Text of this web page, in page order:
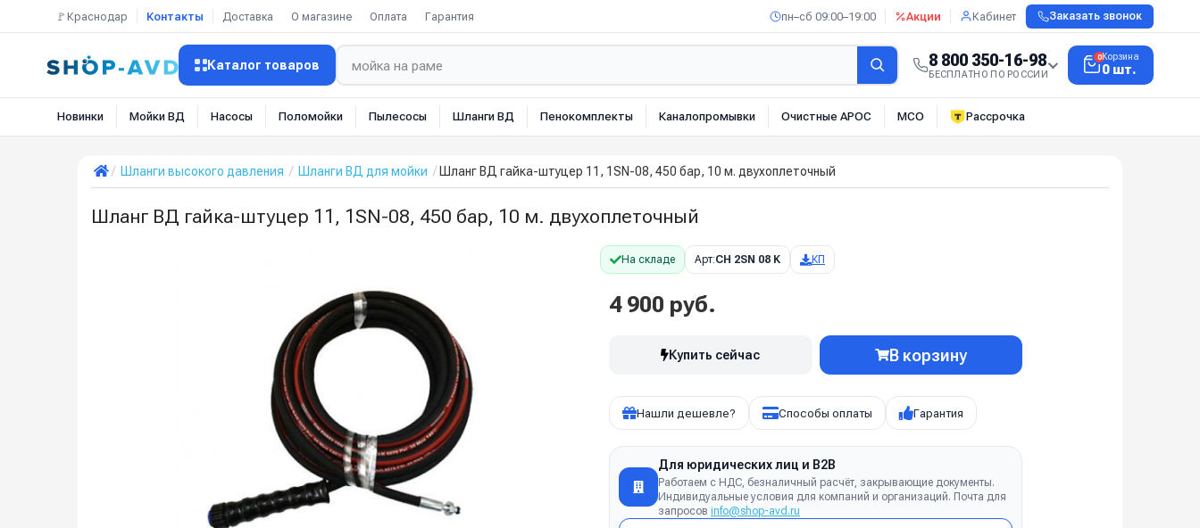
🚩Краснодар Контакты Доставка О магазине Оплата Гарантия пн–сб 09:00–19:00 Акции Кабинет Заказать звонок
Каталог товаров 8 800 350-16-98
БЕСПЛАТНО ПО РОССИИ
0Корзина
0 шт.
Новинки Мойки ВД Насосы Поломойки Пылесосы Шланги ВД Пенокомплекты Каналопромывки Очистные АРОС МСО Рассрочка
Шланги высокого давления Шланги ВД для мойки Шланг ВД гайка-штуцер 11, 1SN-08, 450 бар, 10 м. двухоплеточный
Шланг ВД гайка-штуцер 11, 1SN-08, 450 бар, 10 м. двухоплеточный
На складе Арт:CH 2SN 08 K КП
4 900 руб.
Купить сейчас В корзину
Нашли дешевле? Способы оплаты Гарантия
Для юридических лиц и B2B
Работаем с НДС, безналичный расчёт, закрывающие документы.
Индивидуальные условия для компаний и организаций. Почта для
запросов info@shop-avd.ru